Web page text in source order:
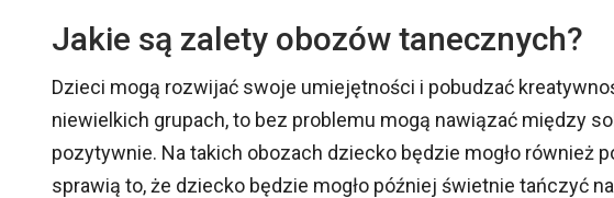
Jakie są zalety obozów tanecznych?
Dzieci mogą rozwijać swoje umiejętności i pobudzać
niewielkich grupach, to bez problemu mogą nawiązać między
pozytywnie. Na takich obozach dziecko będzie mogło również
sprawią to, że dziecko będzie mogło później świetnie tańczyć